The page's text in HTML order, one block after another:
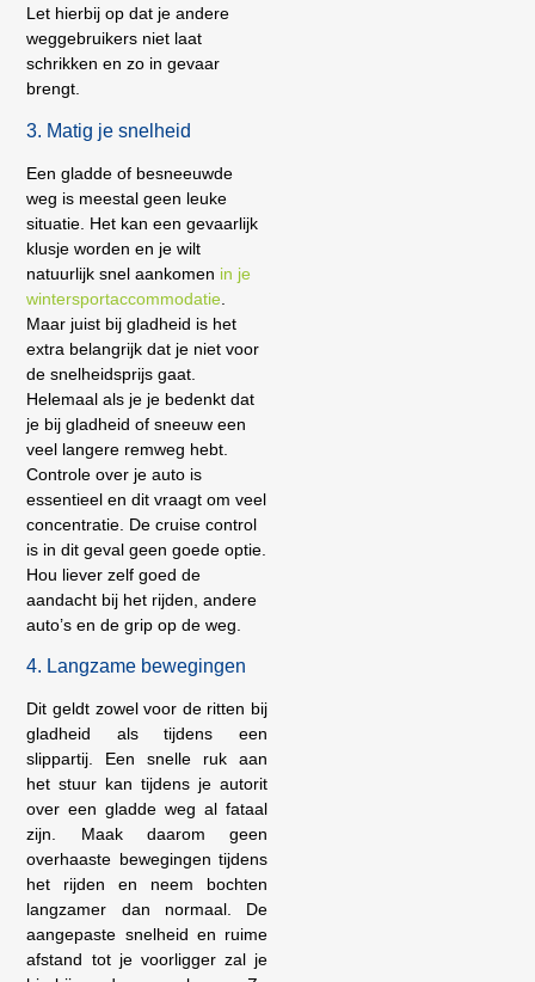
Let hierbij op dat je andere
weggebruikers niet laat
schrikken en zo in gevaar
brengt.
3. Matig je snelheid
Een gladde of besneeuwde
weg is meestal geen leuke
situatie. Het kan een gevaarlijk
klusje worden en je wilt
natuurlijk snel aankomen in je
wintersportaccommodatie
Maar juist bij gladheid is het
extra belangrijk dat je niet voor
de snelheidsprijs gaat.
Helemaal als je je bedenkt dat
je bij gladheid of sneeuw een
veel langere remweg hebt.
Controle over je auto is
essentieel en dit vraagt om veel
concentratie. De cruise control
is in dit geval geen goede optie.
Hou liever zelf goed de
aandacht bij het rijden, andere
auto’s en de grip op de weg.
4. Langzame bewegingen
Dit geldt zowel voor de ritten bij
gladheid als tijdens een
slippartij. Een snelle ruk aan
het stuur kan tijdens je autorit
over een gladde weg al fataal
zijn. Maak daarom geen
overhaaste bewegingen tijdens
het rijden en neem bochten
langzamer dan normaal. De
aangepaste snelheid en ruime
afstand tot je voorligger zal je